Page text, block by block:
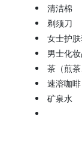
清洁棉
剃须刀
女士护
男士化
茶（煎茶
速溶咖啡
矿泉水